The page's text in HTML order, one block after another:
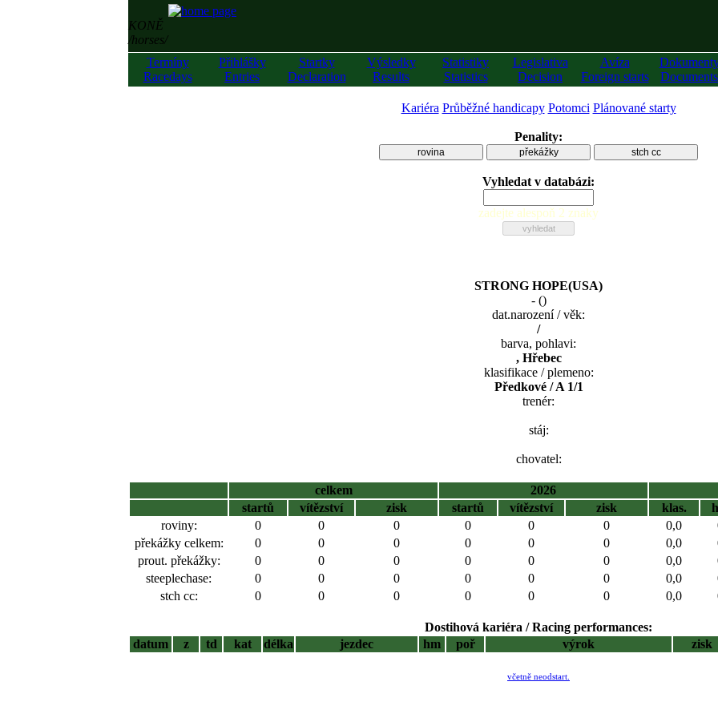
KONĚ
/horses/
Termíny
Racedays
Přihlášky
Entries
Startky
Declaration
Výsledky
Results
Statistiky
Statistics
Legislativa
Decision
Avíza
Foreign starts
Documents
Kariéra Průběžné handicapy Potomci Plánované starty
Penality:
rovina překážky stch cc
Vyhledat v databázi:
zadejte alespoň 2 znaky
STRONG HOPE(USA)
-()
dat.narození / věk:
/
barva, pohlavi:
, Hřebec
klasifikace / plemeno:
Předkové / A 1/1
trenér:
stáj:
chovatel:
celkem
2026
startů
vítězství zisk startů vítězství zisk klas.
roviny:
0 0 0 0 0 0 0,0
překážky celkem:
0 0 0 0 0 0 0,0
prout. překážky:
0 0 0 0 0 0 0,0
steeplechase:
0 0 0 0 0 0 0,0
stch cc:
0 0 0 0 0 0 0,0
Dostihová kariéra / Racing performances:
datum
z td kat délka jezdec hm poř výrok zisk
včetně neodstart.